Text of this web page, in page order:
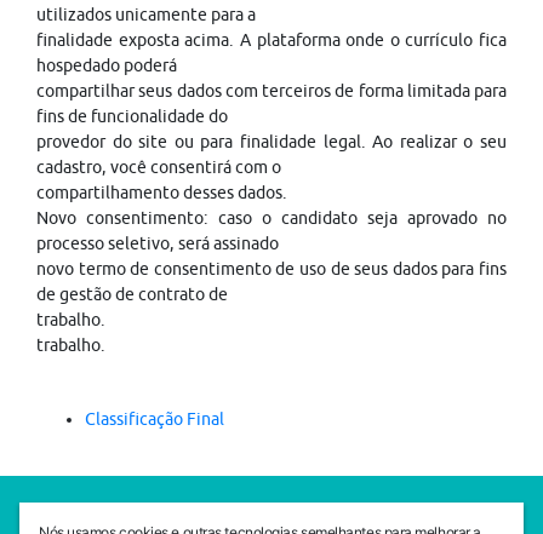
utilizados unicamente para a
finalidade exposta acima. A plataforma onde o currículo fica
hospedado poderá
compartilhar seus dados com terceiros de forma limitada para
fins de funcionalidade do
provedor do site ou para finalidade legal. Ao realizar o seu
cadastro, você consentirá com o
compartilhamento desses dados.
Novo consentimento: caso o candidato seja aprovado no
processo seletivo, será assinado
novo termo de consentimento de uso de seus dados para fins
de gestão de contrato de
trabalho.
trabalho.
Classificação Final
SEDE CEJAM